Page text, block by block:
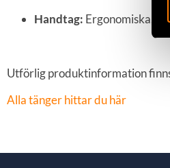
Handtag: Ergonomiska,
Utförlig produktinformation
Alla tänger hittar du här